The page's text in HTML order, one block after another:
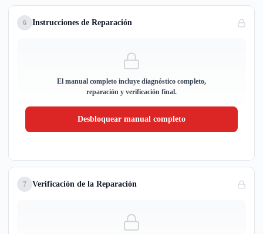
6 Instrucciones de Reparación
El manual completo incluye diagnóstico completo,
reparación y verificación final.
Desbloquear manual completo
7 Verificación de la Reparación